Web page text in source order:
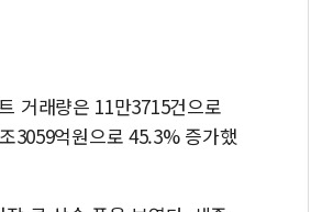
거래량은 11만3715건으로
3059억원으로 45.3% 증가했